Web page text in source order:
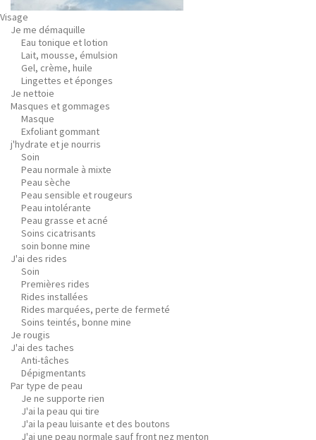
Visage
Je me démaquille
Eau tonique et lotion
Lait, mousse, émulsion
Gel, crème, huile
Lingettes et éponges
Je nettoie
Masques et gommages
Masque
Exfoliant gommant
j'hydrate et je nourris
Soin
Peau normale à mixte
Peau sèche
Peau sensible et rougeurs
Peau intolérante
Peau grasse et acné
Soins cicatrisants
soin bonne mine
J'ai des rides
Soin
Premières rides
Rides installées
Rides marquées, perte de fermeté
Soins teintés, bonne mine
Je rougis
J'ai des taches
Anti-tâches
Dépigmentants
Par type de peau
Je ne supporte rien
J'ai la peau qui tire
J'ai la peau luisante et des boutons
J'ai une peau normale sauf front nez menton